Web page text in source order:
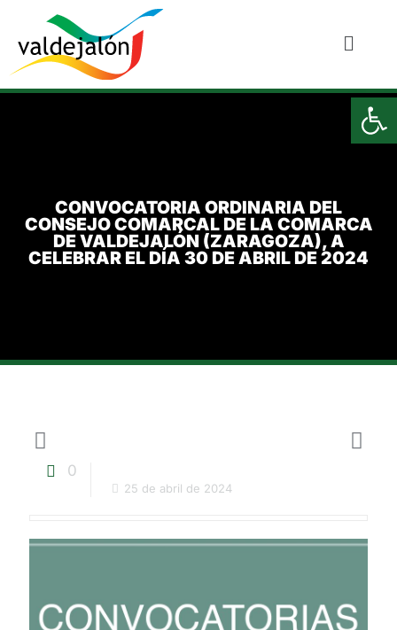
CONVOCATORIA ORDINARIA DEL
CONSEJO COMARCAL DE LA COMARCA
DE VALDEJALÓN (ZARAGOZA), A
CELEBRAR EL DÍA 30 DE ABRIL DE 2024
0
25 de abril de 2024